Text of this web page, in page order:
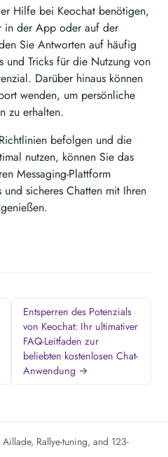
Hilfe bei Keochat benötigen,
in der App oder auf der
Sie Antworten auf häufig
und Tricks für die Nutzung von
Darüber hinaus können
wenden, um persönliche
zu erhalten.
befolgen und die
nutzen, können Sie das
Messaging-Plattform
sicheres Chatten mit Ihren
Entsperren des Potenzials
von Keochat: Ihr ultimativer
FAQ-Leitfaden zur
beliebten kostenlosen Chat-
Anwendung →
Aillade, Rallye-tuning, and 123-